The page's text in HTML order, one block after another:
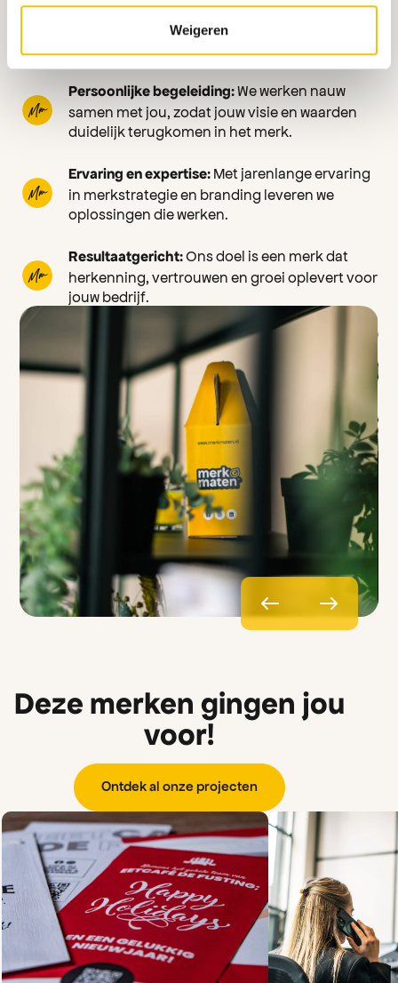
Weigeren
Lokale kennis van Enschede:We begrijpen de
markt en de doelgroep, waardoor jouw merk
Persoonlijke begeleiding:We werken nauw
samen met jou, zodat jouw visie en waarden
duidelijk terugkomen in het merk.
Ervaring en expertise: Met jarenlange ervaring
in merkstrategie en branding leveren we
oplossingen die werken.
Resultaatgericht:Ons doel is een merk dat
herkenning, vertrouwen en groei oplevert voor
jouw bedrijf.
Deze merken gingen jou
voor!
Ontdekal onze projecten